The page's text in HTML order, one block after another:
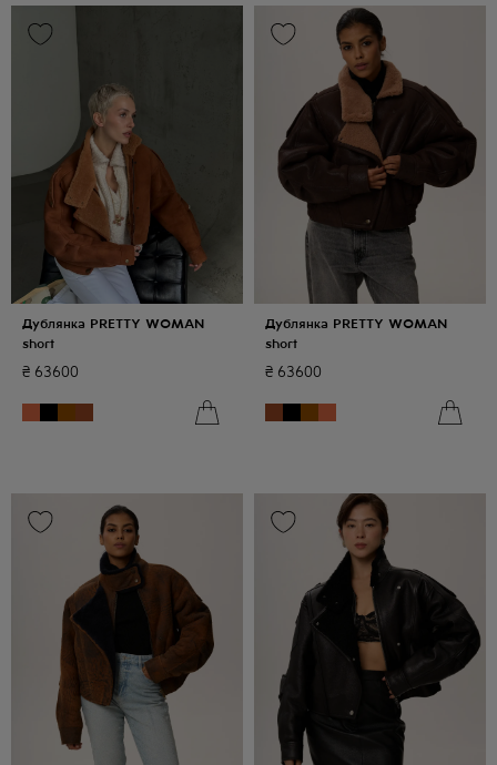
Дублянка PRETTY WOMAN
short
₴ 63600
Дублянка PRETTY WOMAN
short
₴ 63600